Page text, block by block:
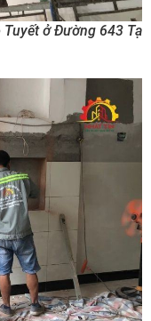
ở Đường 643 Tạ